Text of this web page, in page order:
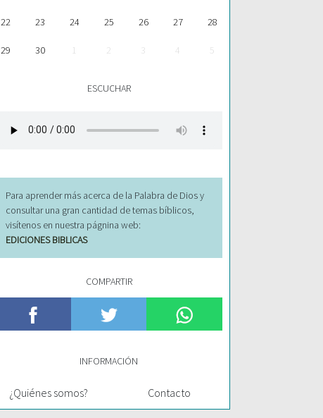
22 23 24 25 26 27 28
29 30 1 2 3 4 5
ESCUCHAR
Para aprender más acerca de la Palabra de Dios y
consultar una gran cantidad de temas bíblicos,
visítenos en nuestra págnina web:
EDICIONES BIBLICAS
COMPARTIR
INFORMACIÓN
¿Quiénes somos? Contacto